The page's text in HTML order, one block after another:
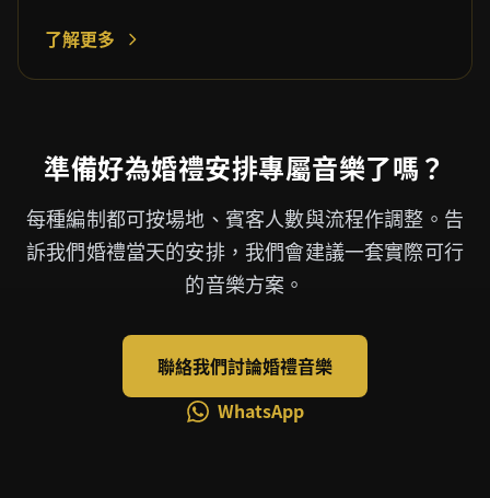
了解更多
準備好為婚禮安排專屬音樂了嗎？
每種編制都可按場地、賓客人數與流程作調整。告
訴我們婚禮當天的安排，我們會建議一套實際可行
的音樂方案。
聯絡我們討論婚禮音樂
WhatsApp